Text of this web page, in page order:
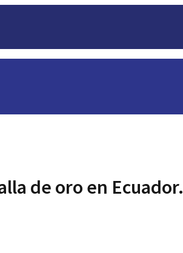
de oro en Ecuador.